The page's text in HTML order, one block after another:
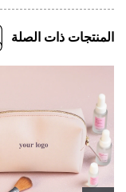
المنتجات ذات الصلة